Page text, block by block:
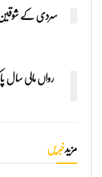
سردی کے شوقین
رواں مالی سال
مزیدخبریں